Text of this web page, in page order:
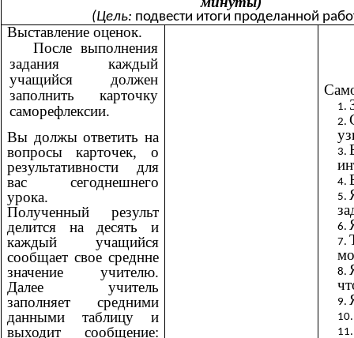
(Цель: подвести итоги проделанной
Выставление оценок.
После выполнения
задания каждый
учащийся должен
заполнить карточку
саморефлексии.
Вы должы ответить на
вопросы карточек, о
результативности для
вас сегоднешнего
урока.
Полученный результ
делится на десять и
каждый учащийся
сообщает свое среднне
значение учителю.
Далее учитель
заполняет средними
данными таблицу и
выходит сообщение: